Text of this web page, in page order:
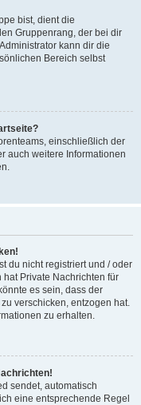
bist, dient die
Gruppenrang, der bei dir
kann dir die
Bereich selbst
einschließlich der
auch weitere Informationen
du nicht registriert und / oder
Private Nachrichten für
es sein, dass der
verschicken, entzogen hat.
zu erhalten.
sendet, automatisch
eine entsprechende Regel